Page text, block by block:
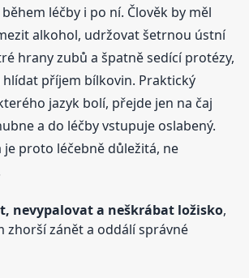
léčby i po ní. Člověk by měl
alkohol, udržovat šetrnou ústní
hrany zubů a špatně sedící protézy,
příjem bílkovin. Praktický
jazyk bolí, přejde jen na čaj
a do léčby vstupuje oslabený.
proto léčebně důležitá, ne
nevypalovat a neškrábat ložisko,
zhorší zánět a oddálí správné